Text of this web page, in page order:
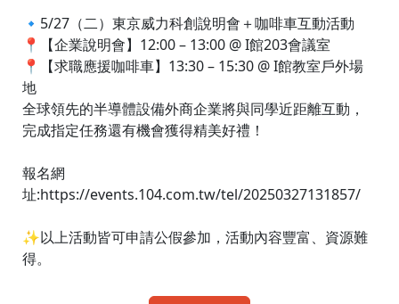
🔹5/27（二）東京威力科創說明會＋咖啡車互動活動
📍【企業說明會】12:00 – 13:00 @ I館203會議室
📍【求職應援咖啡車】13:30 – 15:30 @ I館教室戶外場
地
全球領先的半導體設備外商企業將與同學近距離互動，
完成指定任務還有機會獲得精美好禮！
報名網
址:https://events.104.com.tw/tel/20250327131857/
✨以上活動皆可申請公假參加，活動內容豐富、資源難
得。